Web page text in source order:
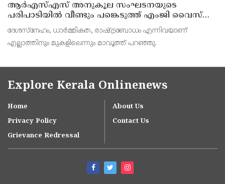
ആര്‍എസ്എസ് അനുകൂല സംഘടനയുടെ
പരിപാടിയില്‍ വീണ്ടും പങ്കെടുത്ത് എംജി വൈസ്
ചാന്‍സലര്‍ ഡോ. ഡി മാവൂത്ത്
ദേശസ്നേഹം, ധാര്‍മ്മികത, രാഷ്ട്രബോധം എന്നിവയാണ്
എല്ലാത്തിനും മുകളിലെന്നും മാവൂത്ത് പറഞ്ഞു.
Explore Kerala Onlinenews
Home
About Us
Privacy Policy
Contact Us
Grievance Redressal